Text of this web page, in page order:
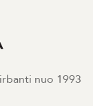
nuo 1993